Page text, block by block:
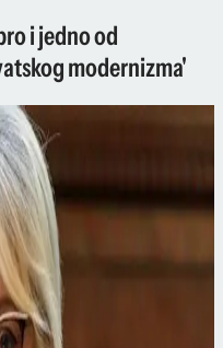
i jedno od
modernizma'